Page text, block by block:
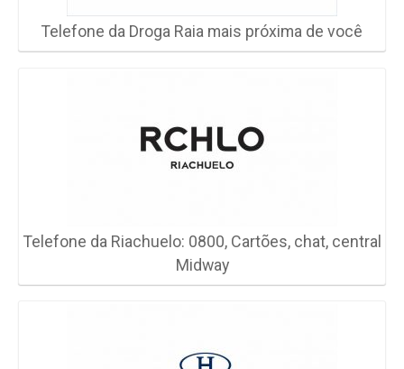
Telefone da Droga Raia mais próxima de você
Telefone da Riachuelo: 0800, Cartões, chat, central
Midway